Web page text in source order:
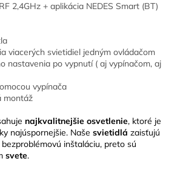
2,4GHz + aplikácia NEDES Smart (BT)
viacerých svietidiel jedným ovládačom
nastavenia po vypnutí ( aj vypínačom, aj
vypínača
montáž
najkvalitnejšie osvetlenie, ktoré je
najúspornejšie. Naše svietidlá zaisťujú
inštaláciu, preto sú
svete.